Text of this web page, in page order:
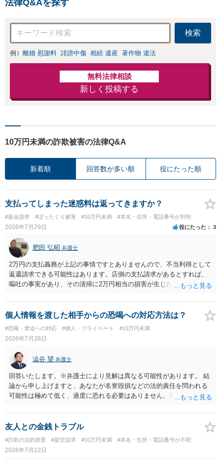
を正確に読み取り
ます。【東京都在
住以外の方も対
応】
法律Q&Aを探す
検索
例） 離婚 慰謝料 誹謗中傷 相続 遺産 著作物 違法
無料法律相談
新しく投稿する
10万円未満の詐欺被害の法律Q&A
新着順 回答数が多い順 役にたった順
支払ってしまった迷惑料は返ってきますか？
#返金請求 #ぼったくり被害 #10万円未満 #本名・住所・電話番号が判明
2026年7月29日 役にたった 3
肥田 弘昭 弁護士
2万円の支払義務が上記の事情ですとありませんので、不当利得として
返還請求できる可能性はあります。店側の支払請求があるとすれば、
嘔吐の事実があり、その清掃に2万円相当の損害が生じた場合です。ご
個人情報を渡した相手からの恐喝への対応方法は？
#恐喝・脅迫への対応 #個人・プライベート #10万円未満
2026年7月28日
澁谷 望 弁護士
回答いたします。※弁護士により見解は異なる可能性があります。 結
論から申し上げますと、あなたが名誉毀損などの法的責任を問われる
可能性は極めて低く、過度に恐れる必要はありません。相手の行為こ
は警察の介入を恐れて逃げた可能性が高いと考えられます。 今後の具
体的な対応は以下の通りです。 ・相手の要求は無視する（1対1のやり
取りで「詐欺か」と聞いただけで名誉毀損は成立しません） ・マイナ
ンバー総合フリーダイヤルへ連絡し、カードの一時停止と再発行手続
きを行う ・万が一に備え、会社には「個人情報を悪用されたトラブル
友人との金銭トラブル
#詐欺の法的措置 #架空請求 #10万円未満 #本名・住所・電話番号が不明
2026年7月22日